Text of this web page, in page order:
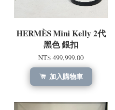
HERMÈS Mini Kelly 2代
黑色 銀扣
NT$ 499,999.00
加入購物車